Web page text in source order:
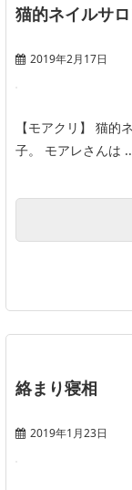
猫的ネイルサ
2019年2月17日
【モアクリ】 猫的
子。 モアレさんは
絡まり寝相
2019年1月23日